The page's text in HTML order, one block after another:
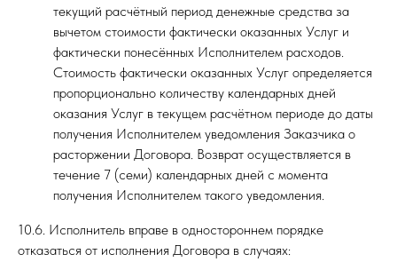
текущий расчётный период денежные средства за
вычетом стоимости фактически оказанных Услуг и
фактически понесённых Исполнителем расходов.
Стоимость фактически оказанных Услуг определяется
пропорционально количеству календарных дней
оказания Услуг в текущем расчётном периоде до даты
получения Исполнителем уведомления Заказчика о
расторжении Договора. Возврат осуществляется в
течение 7 (семи) календарных дней с момента
получения Исполнителем такого уведомления.
10.6. Исполнитель вправе в одностороннем порядке
отказаться от исполнения Договора в случаях: